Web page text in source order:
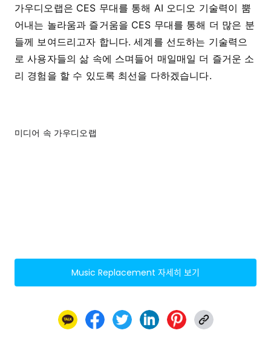
가우디오랩은 CES 무대를 통해 AI 오디오 기술력이 뿜
어내는 놀라움과 즐거움을 CES 무대를 통해 더 많은 분
들께 보여드리고자 합니다. 세계를 선도하는 기술력으
로 사용자들의 삶 속에 스며들어 매일매일 더 즐거운 소
리 경험을 할 수 있도록 최선을 다하겠습니다.
미디어 속 가우디오랩
Music Replacement 자세히 보기